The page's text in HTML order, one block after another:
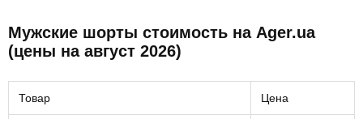
Мужские шорты стоимость на Ager.ua
(цены на август 2026)
Товар Цена